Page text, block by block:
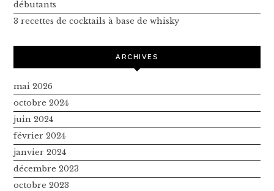
débutants
3 recettes de cocktails à base de whisky
ARCHIVES
mai 2026
octobre 2024
juin 2024
février 2024
janvier 2024
décembre 2023
octobre 2023